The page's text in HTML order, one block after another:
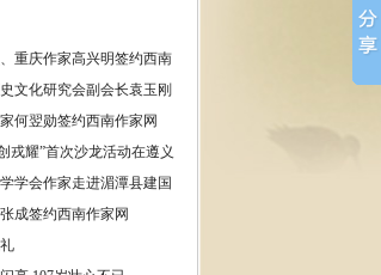
重庆作家高兴明签约西南
文化研究会副会长袁玉刚
身特聘专
何翌勋签约西南作家网
戎耀”首次沙龙活动在遵义
学会作家走进湄潭县建国
成签约西南作家网